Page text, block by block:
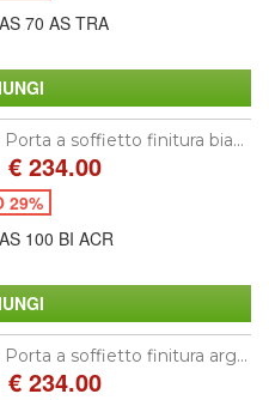
70 AS TRA
Porta a soffietto finitura bia...
€ 234.00
29%
100 BI ACR
Porta a soffietto finitura arg...
€ 234.00